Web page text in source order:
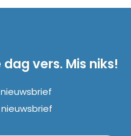
vers. Mis niks!